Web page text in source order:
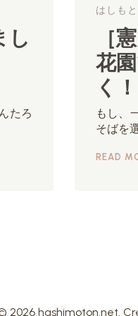
し
たろ
はしも
［
花
く！
もし、
そばを
READ
2026 hashimoton.net.